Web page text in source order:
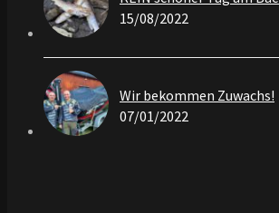
15/08/2022
Wir bekommen Zuwachs!
07/01/2022